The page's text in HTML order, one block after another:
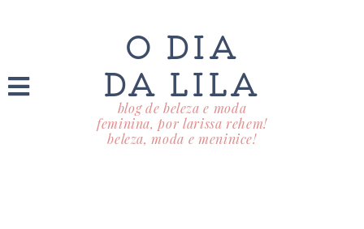
O DIA
DA LILA
blog de beleza e moda
feminina, por larissa rehem!
beleza, moda e meninice!